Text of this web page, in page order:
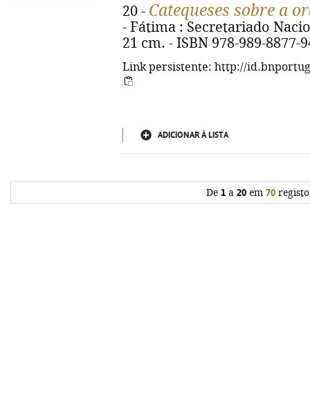
20 - Catequeses sobre a
- Fátima : Secretariado
21 cm. - ISBN 978-989-8877-
Link persistente: http://
ADICIONAR À LISTA
De 1a 20em 70